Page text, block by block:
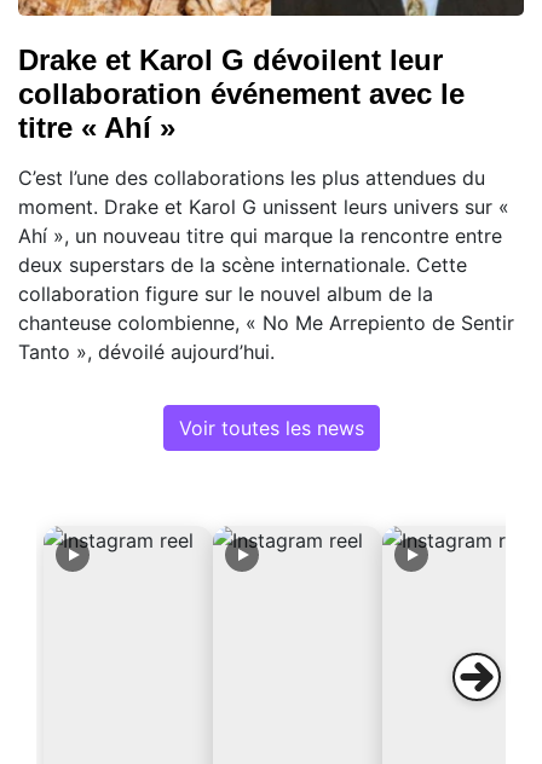
Drake et Karol G dévoilent leur
collaboration événement avec le
titre « Ahí »
C’est l’une des collaborations les plus attendues du
moment. Drake et Karol G unissent leurs univers sur «
Ahí », un nouveau titre qui marque la rencontre entre
deux superstars de la scène internationale. Cette
collaboration figure sur le nouvel album de la
chanteuse colombienne, « No Me Arrepiento de Sentir
Tanto », dévoilé aujourd’hui.
Voir toutes les news